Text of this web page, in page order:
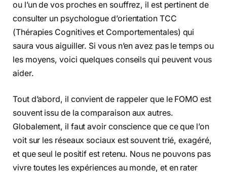
ou l’un de vos proches en souffrez, il est pertinent de
consulter un psychologue d’orientation TCC
(Thérapies Cognitives et Comportementales) qui
saura vous aiguiller. Si vous n’en avez pas le temps ou
les moyens, voici quelques conseils qui peuvent vous
aider.
Tout d’abord, il convient de rappeler que le FOMO est
souvent issu de la comparaison aux autres.
Globalement, il faut avoir conscience que ce que l’on
voit sur les réseaux sociaux est souvent trié, exagéré,
et que seul le positif est retenu. Nous ne pouvons pas
vivre toutes les expériences au monde, et en rater